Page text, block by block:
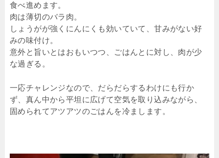
食べ進めます。
肉は薄切のバラ肉。
しょうがが強くにんにくも効いていて、甘みがない好
みの味付け。
意外と旨いとはおもいつつ、ごはんとに対し、肉が少
な過ぎる。
一応チャレンジなので、だらだらするわけにも行か
ず、真ん中から平坦に広げて空気を取り込みながら、
固められてアツアツのごはんを冷まします。